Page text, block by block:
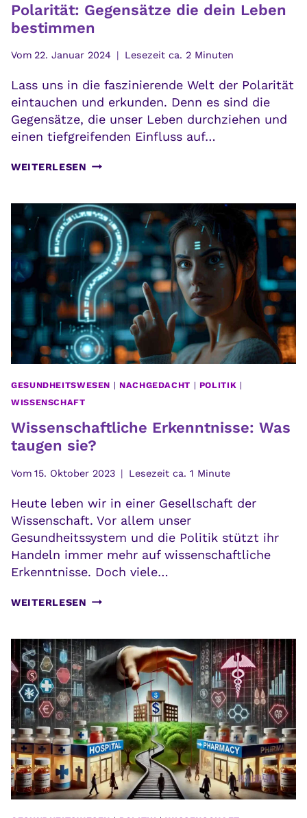
Polarität: Gegensätze die dein Leben
bestimmen
Vom 22. Januar 2024 Lesezeit ca. 2 Minuten
Lass uns in die faszinierende Welt der Polarität
eintauchen und erkunden. Denn es sind die
Gegensätze, die unser Leben durchziehen und
einen tiefgreifenden Einfluss auf…
WEITERLESEN POLARITÄT:
DEIN
LEBEN
BESTIMMEN
GESUNDHEITSWESEN | NACHGEDACHT | POLITIK |
WISSENSCHAFT
Wissenschaftliche Erkenntnisse: Was
taugen sie?
Vom 15. Oktober 2023 Lesezeit ca. 1 Minute
Heute leben wir in einer Gesellschaft der
Wissenschaft. Vor allem unser
Gesundheitssystem und die Politik stützt ihr
Handeln immer mehr auf wissenschaftliche
Erkenntnisse. Doch viele…
WEITERLESEN WISSENSCHAFTLICHE
TAUGEN
SIE?